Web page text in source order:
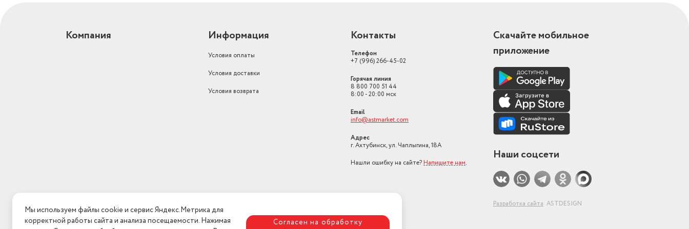
Компания Информация
Условия оплаты
Условия доставки
Условия возврата
Контакты
Телефон
+7 (996) 266-45-02
Горячая линия
8 800 700 51 44
8:00 - 20:00 мск
Email
info@astmarket.com
Адрес
г. Ахтубинск, ул. Чаплыгина, 18А
Нашли ошибку на сайте? Напишите нам.
Скачайте мобильное
приложение
Наши соцсети
Разработка сайта ASTDESIGN
Мы используем файлы cookie и сервис Яндекс.Метрика для
корректной работы сайта и анализа посещаемости. Нажимая
Согласен на обработку